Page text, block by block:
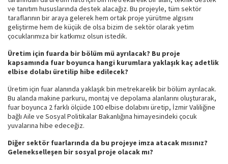
ve tanıtım hususlarında destek alacağız. Bu projeyle, tüm sektör
taraflarının bir araya gelerek hem ortak proje yürütme algısını
geliştirme hem de küçük de olsa bizim de sektör olarak yetim
çocuklarımıza bir katkımız olsun istedik.
Üretim için fuarda bir bölüm mü ayrılacak? Bu proje
kapsamında fuar boyunca hangi kurumlara yaklaşık kaç adetlik
elbise dolabı üretilip hibe edilecek?
Üretim için fuar alanında yaklaşık bin metrekarelik bir bölüm ayrılacak.
Bu alanda makine parkuru, montaj ve depolama alanlarını oluşturarak,
fuar boyunca 2 farklı ölçüde 100 elbise dolabını üretip, İzmir Valiliğine
bağlı Aile ve Sosyal Politikalar Bakanlığına himayesindeki çocuk
yuvalarına hibe edeceğiz.
Diğer sektör fuarlarında da bu projeye imza atacak mısınız?
Gelenekselleşen bir sosyal proje olacak mı?